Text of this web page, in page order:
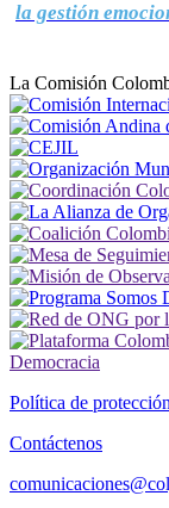
la gestión
La Comisión
Política de
Contáctenos